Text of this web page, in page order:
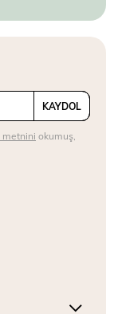
KAYDOL
metnini okumuş,